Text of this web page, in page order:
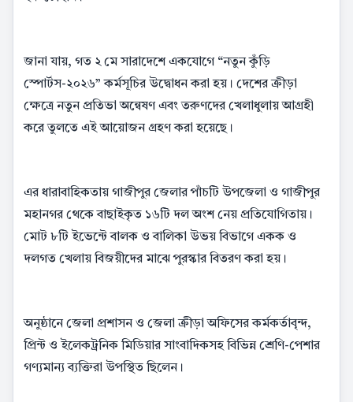
জানা যায়, গত ২ মে সারাদেশে একযোগে “নতুন কুঁড়ি
স্পোর্টস-২০২৬” কর্মসূচির উদ্বোধন করা হয়। দেশের ক্রীড়া
ক্ষেত্রে নতুন প্রতিভা অন্বেষণ এবং তরুণদের খেলাধুলায় আগ্রহী
করে তুলতে এই আয়োজন গ্রহণ করা হয়েছে।
এর ধারাবাহিকতায় গাজীপুর জেলার পাঁচটি উপজেলা ও গাজীপুর
মহানগর থেকে বাছাইকৃত ১৬টি দল অংশ নেয় প্রতিযোগিতায়।
মোট ৮টি ইভেন্টে বালক ও বালিকা উভয় বিভাগে একক ও
দলগত খেলায় বিজয়ীদের মাঝে পুরস্কার বিতরণ করা হয়।
অনুষ্ঠানে জেলা প্রশাসন ও জেলা ক্রীড়া অফিসের কর্মকর্তাবৃন্দ,
প্রিন্ট ও ইলেকট্রনিক মিডিয়ার সাংবাদিকসহ বিভিন্ন শ্রেণি-পেশার
গণ্যমান্য ব্যক্তিরা উপস্থিত ছিলেন।